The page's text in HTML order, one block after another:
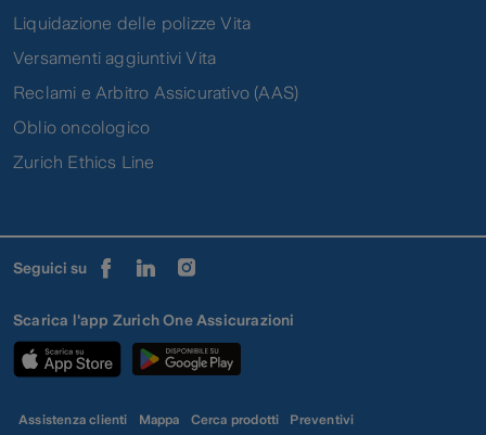
Liquidazione delle polizze Vita
Versamenti aggiuntivi Vita
Reclami e Arbitro Assicurativo (AAS)
Oblio oncologico
Zurich Ethics Line
Seguici su
Scarica l'app Zurich One Assicurazioni
Assistenza clienti Mappa Cerca prodotti
Preventivi